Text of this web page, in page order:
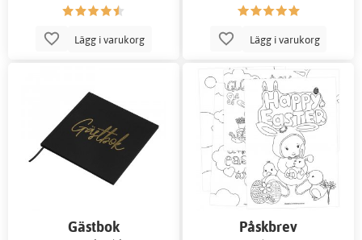
Lägg i varukorg Lägg i varukorg
Gästbok Påskbrev